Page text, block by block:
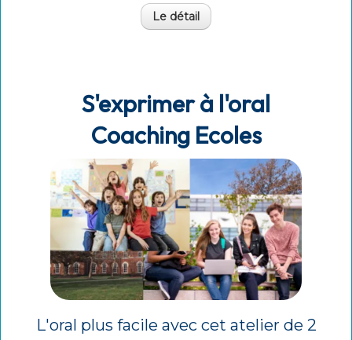
Le détail
S'exprimer à l'oral
Coaching Ecoles
L'oral plus facile avec cet atelier de 2